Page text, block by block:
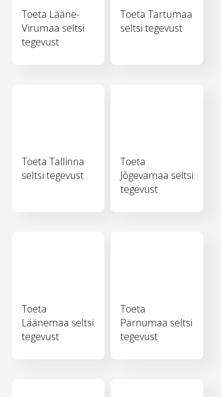
Toeta Lääne-
Virumaa seltsi
tegevust
Toeta Tartumaa
seltsi tegevust
Toeta Tallinna
seltsi tegevust
Toeta
Jõgevamaa seltsi
tegevust
Toeta
Läänemaa seltsi
tegevust
Toeta
Pärnumaa seltsi
tegevust